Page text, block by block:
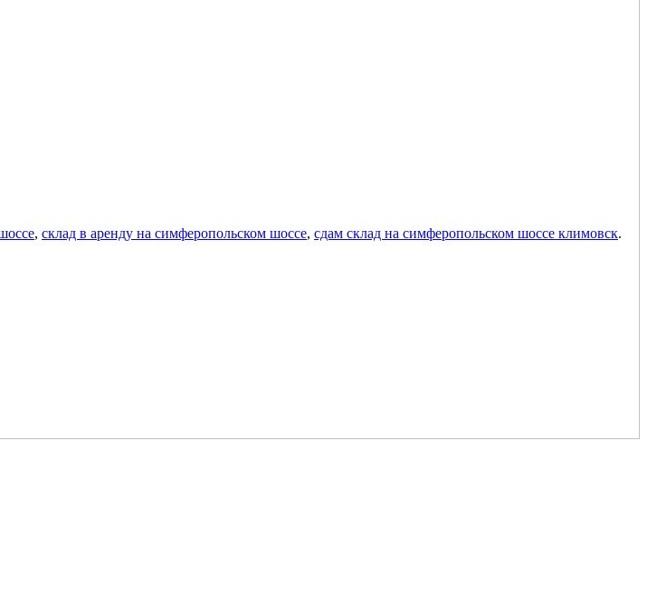
, склад в аренду на симферопольском шоссе, сдам склад на симферопольском шоссе климовск.